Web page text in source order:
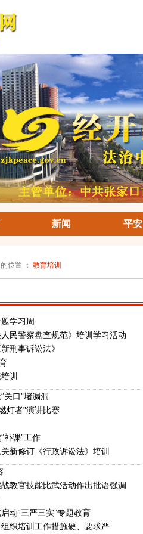
新闻 平安
位置 ： 教育培训
学习周
民警察盘查规范》培训学习活动
刑事诉讼法》
训
关口”堵漏洞
灯者”演讲比赛
补课”工作
新修订《行政诉讼法》培训
教官技能比武活动作出批语强调
动“三严三实”专题教育
织培训工作措施硬、要求严